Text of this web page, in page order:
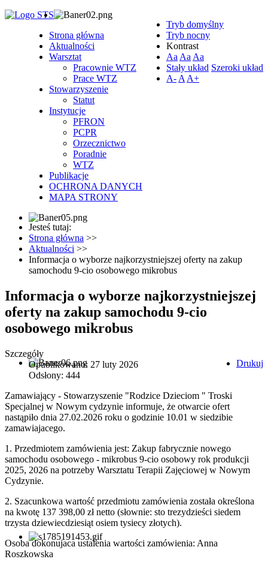
Tryb domyślny
Tryb nocny
Kontrast
Aa Aa Aa
Stały układ Szeroki układ
A- A A+
Strona główna
Aktualności
Warsztat
Pracownie WTZ
Prace WTZ
Stowarzyszenie
Statut
Instytucje
PFRON
PCPR
Orzecznictwo
Poradnie
WTZ
Publikacje
OCHRONA DANYCH
MAPA STRONY
Jesteś tutaj:
Strona główna >>
Aktualności >>
Informacja o wyborze najkorzystniejszej oferty na zakup
samochodu 9-cio osobowego mikrobus
Informacja o wyborze najkorzystniejszej
oferty na zakup samochodu 9-cio
osobowego mikrobus
Drukuj
Szczegóły
Opublikowano: 27 luty 2026
Odsłony: 444
Zamawiający - Stowarzyszenie "Rodzice Dzieciom " Troski
Specjalnej w Nowym cydzynie informuje, że otwarcie ofert
nastąpiło dnia 27.02.2026 roku o godzinie 10.01 w siedzibie
zamawiajacego.
1. Przedmiotem zamówienia jest: Zakup fabrycznie nowego
samochodu osobowego - mikrobus 9-cio osobowy rok produkcji
2025, 2026 na potrzeby Warsztatu Terapii Zajęciowej w Nowym
Cydzynie.
2. Szacunkowa wartość przedmiotu zamówienia została określona
na kwotę 137 398,00 zł netto (słownie: sto trezydzieści siedem
trzysta dziewiecdziesiąt osiem tysiecy złotych).
Osoba dokonujaca ustalenia wartości zamówienia: Anna
Roszkowska